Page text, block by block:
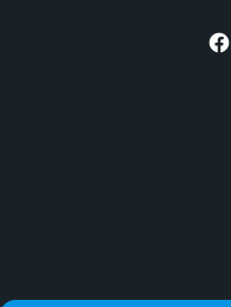
Facebook